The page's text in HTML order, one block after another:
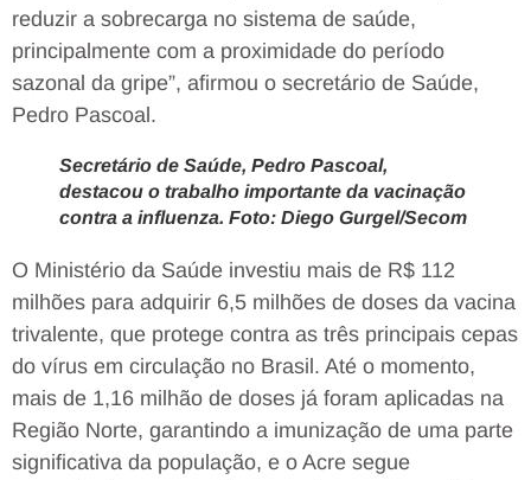
reduzir a sobrecarga no sistema de saúde,
principalmente com a proximidade do período
sazonal da gripe”, afirmou o secretário de Saúde,
Pedro Pascoal.
Secretário de Saúde, Pedro Pascoal,
destacou o trabalho importante da vacinação
contra a influenza. Foto: Diego Gurgel/Secom
O Ministério da Saúde investiu mais de R$ 112
milhões para adquirir 6,5 milhões de doses da vacina
trivalente, que protege contra as três principais cepas
do vírus em circulação no Brasil. Até o momento,
mais de 1,16 milhão de doses já foram aplicadas na
Região Norte, garantindo a imunização de uma parte
significativa da população, e o Acre segue